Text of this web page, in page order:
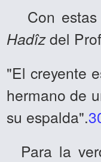
Con
Hadîzdel
"El creyente
hermano de
su espalda".
Para la